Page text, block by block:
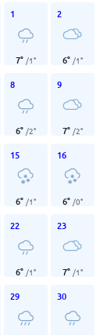
1
7° /1°
2
6° /1°
8
6° /2°
9
7° /2°
15
6° /1°
16
6° /0°
22
6° /1°
23
7° /1°
29 30